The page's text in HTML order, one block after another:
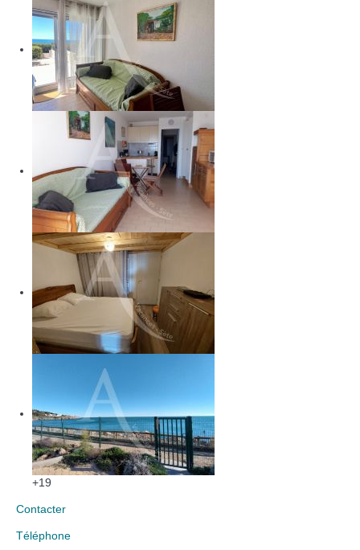
+19
Contacter
Téléphone